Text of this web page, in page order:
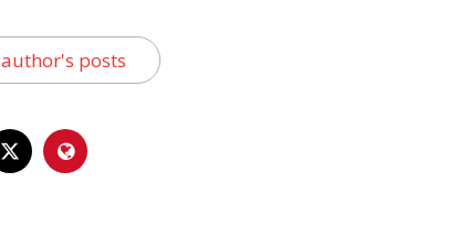
author's posts